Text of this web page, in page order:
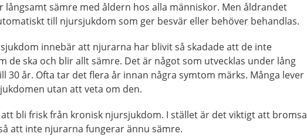
långsamt sämre med åldern hos alla människor. Men åldrandet
till njursjukdom som ger besvär eller behöver behandlas.
innebär att njurarna har blivit så skadade att de inte
de ska och blir allt sämre. Det är något som utvecklas under lång
30 år. Ofta tar det flera år innan några symtom märks. Många lever
utan att veta om den.
bli frisk från kronisk njursjukdom. I stället är det viktigt att bromsa
att inte njurarna fungerar ännu sämre.